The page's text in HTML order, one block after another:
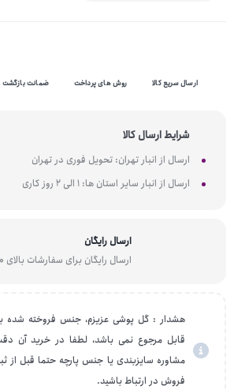
ارسال سریع کالا روش های پرداخت ضمانت بازگشت
شرایط ارسال کالا
ارسال از انبار تهران: تحویل فوری در تهران
ارسال از انبار سایر استان ها: 1 الی 2 روز کاری
ارسال رایگان
ارسال رایگان برای سفارشات بالای 10 میلیون تومان
هشدار : گل پوشی عزیزم، جنس فروخته شده
قابل مرجوع نمی باشد، لطفا در خرید آن
مشاوره سایزبندی یا جنس پارچه حتما قبل از
فروش در ارتباط باشید.